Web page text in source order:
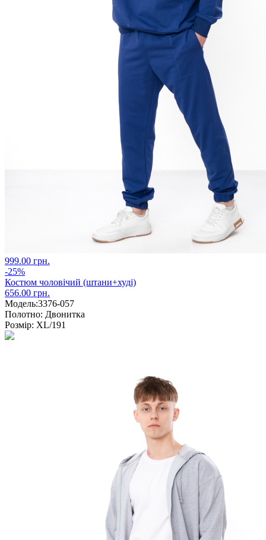
999.00 грн.
-25%
Костюм чоловічий (штани+худі)
656.00 грн.
Модель:3376-057
Полотно: Двонитка
Розмір: XL/191